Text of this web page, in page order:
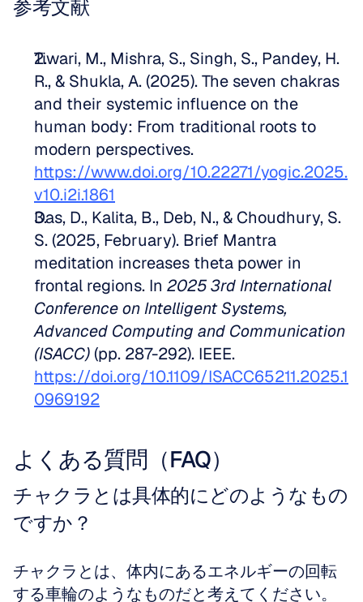
参考文献
Tiwari, M., Mishra, S., Singh, S., Pandey, H.
R., & Shukla, A. (2025). The seven chakras
and their systemic influence on the
human body: From traditional roots to
https://www.doi.org/10.22271/yogic.2025.
v10.i2i.1861
Das, D., Kalita, B., Deb, N., & Choudhury, S.
S. (2025, February). Brief Mantra
meditation increases theta power in
frontal regions. In 2025 3rd International
Conference on Intelligent Systems,
Advanced Computing and Communication
(ISACC)
https://doi.org/10.1109/ISACC65211.2025.1
0969192
よくある質問（FAQ）
チャクラとは具体的にどのようなもの
ですか？
チャクラとは、体内にあるエネルギーの回転
する車輪のようなものだと考えてください。